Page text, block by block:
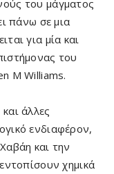
του μάγματος
πάνω σε μια
για μία και
του
M Williams.
άλλες
ενδιαφέρον,
και την
χημικά